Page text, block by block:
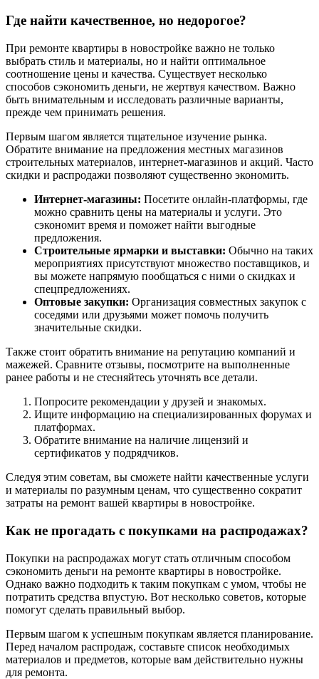
Где найти качественное, но недорогое?
При ремонте квартиры в новостройке важно не только
выбрать стиль и материалы, но и найти оптимальное
соотношение цены и качества. Существует несколько
способов сэкономить деньги, не жертвуя качеством. Важно
быть внимательным и исследовать различные варианты,
прежде чем принимать решения.
Первым шагом является тщательное изучение рынка.
Обратите внимание на предложения местных магазинов
строительных материалов, интернет-магазинов и акций. Часто
скидки и распродажи позволяют существенно экономить.
Интернет-магазины: Посетите онлайн-платформы, где
можно сравнить цены на материалы и услуги. Это
сэкономит время и поможет найти выгодные
предложения.
Строительные ярмарки и выставки: Обычно на таких
мероприятиях присутствуют множество поставщиков, и
вы можете напрямую пообщаться с ними о скидках и
спецпредложениях.
Оптовые закупки: Организация совместных закупок с
соседями или друзьями может помочь получить
значительные скидки.
Также стоит обратить внимание на репутацию компаний и
мажежей. Сравните отзывы, посмотрите на выполненные
ранее работы и не стесняйтесь уточнять все детали.
Попросите рекомендации у друзей и знакомых.
Ищите информацию на специализированных форумах и
платформах.
Обратите внимание на наличие лицензий и
сертификатов у подрядчиков.
Следуя этим советам, вы сможете найти качественные услуги
и материалы по разумным ценам, что существенно сократит
затраты на ремонт вашей квартиры в новостройке.
Как не прогадать с покупками на распродажах?
Покупки на распродажах могут стать отличным способом
сэкономить деньги на ремонте квартиры в новостройке.
Однако важно подходить к таким покупкам с умом, чтобы не
потратить средства впустую. Вот несколько советов, которые
помогут сделать правильный выбор.
Первым шагом к успешным покупкам является планирование.
Перед началом распродаж, составьте список необходимых
материалов и предметов, которые вам действительно нужны
для ремонта.